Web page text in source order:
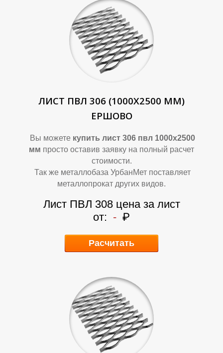
Б
ЛИСТ ПВЛ 306 (1000Х2500 ММ)
ЕРШОВО
Вы можете купить лист 306 пвл 1000х2500
мм просто оставив заявку на полный расчет
стоимости.
Так же металлобаза УрбанМет поставляет
металлопрокат других видов.
Лист ПВЛ 308 цена за лист
от: - ₽
Расчитать
Б